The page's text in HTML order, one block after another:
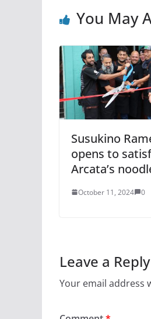
You May
Susukino
opens to
Arcata’s
October 11, 2024 0
Leave a Reply
Your email address